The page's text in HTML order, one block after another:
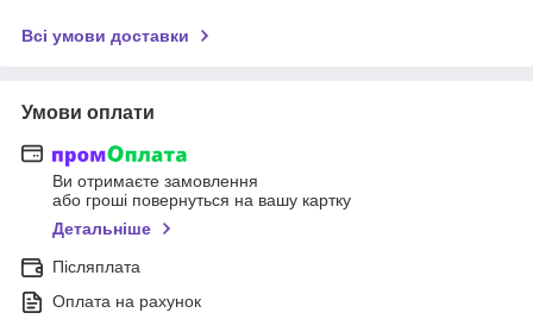
Всі умови доставки
Умови оплати
Ви отримаєте замовлення
або гроші повернуться на вашу картку
Детальніше
Післяплата
Оплата на рахунок